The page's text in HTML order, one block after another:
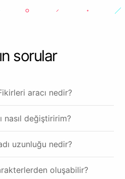
sorular
aracı nedir?
nasıl değiştiririm?
uzunluğu nedir?
oluşabilir?